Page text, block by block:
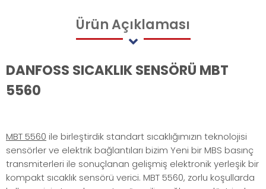
ÜrünAçıklaması
DANFOSS SICAKLIK SENSÖRÜ MBT
5560
MBT 5560 ile birleştirdik standart sıcaklığımızın teknolojisi
sensörler ve elektrik bağlantıları bizim Yeni bir MBS basınç
transmiterleri ile sonuçlanan gelişmiş elektronik yerleşik bir
kompakt sıcaklık sensörü verici. MBT 5560, zorlu koşullarda